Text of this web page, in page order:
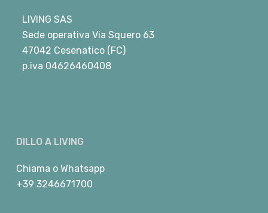
LIVING SAS
Sede operativa Via Squero 63
47042 Cesenatico (FC)
p.iva 04626460408
DILLO A LIVING
Chiama o Whatsapp
+39 3246671700